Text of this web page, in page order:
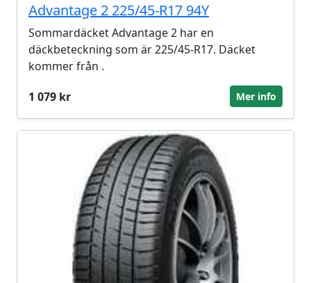
Advantage 2 225/45-R17 94Y
Sommardäcket Advantage 2 har en
däckbeteckning som är 225/45-R17. Däcket
kommer från .
1 079 kr
Mer info